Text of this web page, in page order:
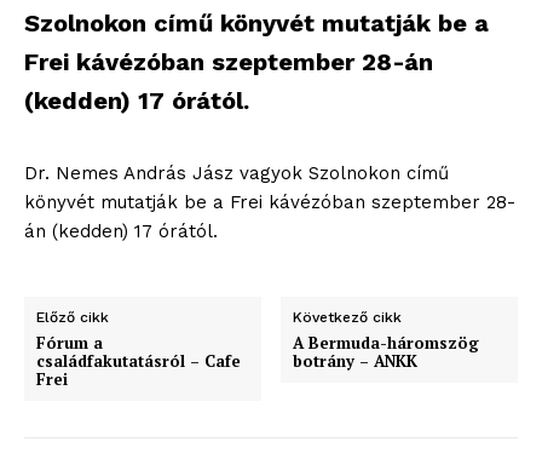
Szolnokon című könyvét mutatják be a
Frei kávézóban szeptember 28-án
(kedden) 17 órától.
Dr. Nemes András Jász vagyok Szolnokon című
könyvét mutatják be a Frei kávézóban szeptember 28-
án (kedden) 17 órától.
Előző cikk
Fórum a
családfakutatásról – Cafe
Frei
Következő cikk
A Bermuda-háromszög
botrány – ANKK